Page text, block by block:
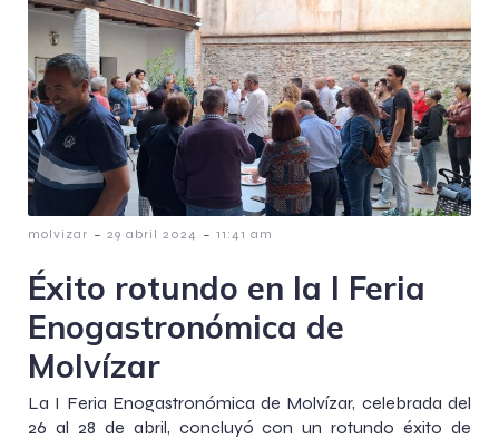
molvizar - 29 abril 2024 - 11:41 am
Éxito rotundo en la I Feria
Enogastronómica de
Molvízar
La I Feria Enogastronómica de Molvízar, celebrada del
26 al 28 de abril, concluyó con un rotundo éxito de